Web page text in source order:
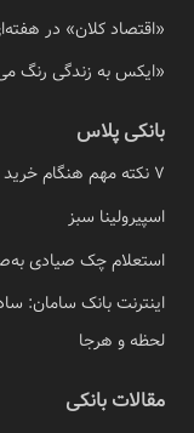
«اقتصاد کلان» در
«ایکس به زندگی رنگ
بانکی پلاس
7 نکته مهم هنگام خرید کارتخوان
اسپیرولینا سبز
استعلام چک صیادی
اینترنت بانک سامان:
لحظه و هرجا
مقالات بانکی